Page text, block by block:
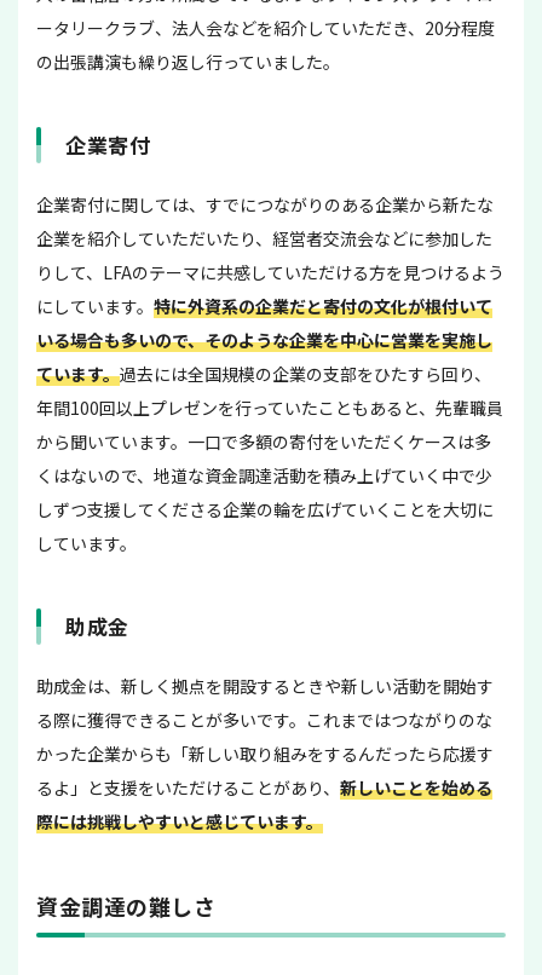
ータリークラブ、法人会などを紹介していただき、20分程度
の出張講演も繰り返し行っていました。
企業寄付
企業寄付に関しては、すでにつながりのある企業から新たな
企業を紹介していただいたり、経営者交流会などに参加した
りして、LFAのテーマに共感していただける方を見つけるよう
にしています。 特に外資系の企業だと寄付の文化が根付いて
いる場合も多いので、そのような企業を中心に営業を実施し
ています。過去には全国規模の企業の支部をひたすら回り、
年間100回以上プレゼンを行っていたこともあると、先輩職員
から聞いています。一口で多額の寄付をいただくケースは多
くはないので、地道な資金調達活動を積み上げていく中で少
しずつ支援してくださる企業の輪を広げていくことを大切に
しています。
助成金
助成金は、新しく拠点を開設するときや新しい活動を開始す
る際に獲得できることが多いです。これまではつながりのな
かった企業からも「新しい取り組みをするんだったら応援す
るよ」と支援をいただけることがあり、 新しいことを始める
際には挑戦しやすいと感じています。
資金調達の難しさ